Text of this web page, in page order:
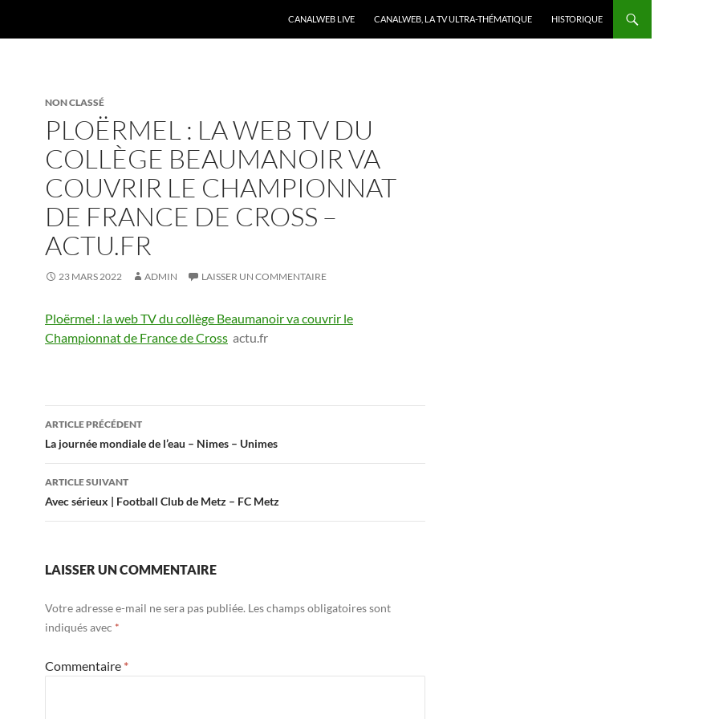
CANALWEB LIVE CANALWEB, LA TV ULTRA-THÉMATIQUE HISTORIQUE
NON CLASSÉ
PLOËRMEL : LA WEB TV DU
COLLÈGE BEAUMANOIR VA
COUVRIR LE CHAMPIONNAT
DE FRANCE DE CROSS –
ACTU.FR
23 MARS 2022 ADMIN LAISSER UN COMMENTAIRE
Ploërmel : la web TV du collège Beaumanoir va couvrir le
Championnat de France de Cross actu.fr
Navigation
des
articles
ARTICLE PRÉCÉDENT
La journée mondiale de l’eau – Nimes – Unimes
ARTICLE SUIVANT
Avec sérieux | Football Club de Metz – FC Metz
LAISSER UN COMMENTAIRE
Votre adresse e-mail ne sera pas publiée. Les champs obligatoires sont
indiqués avec *
Commentaire *